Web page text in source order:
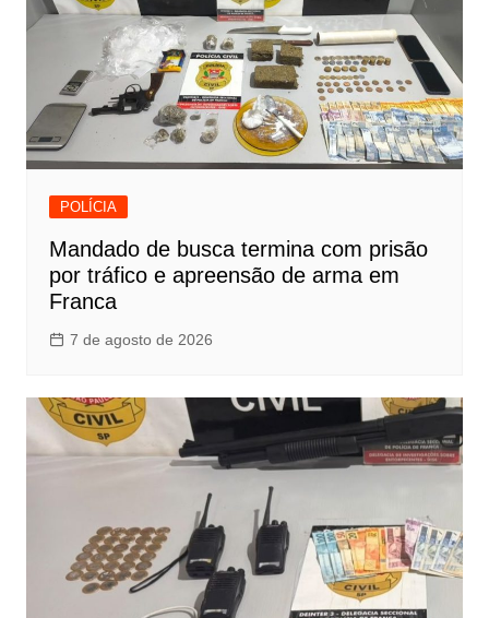
POLÍCIA
Mandado de busca termina com prisão
por tráfico e apreensão de arma em
Franca
7 de agosto de 2026